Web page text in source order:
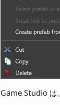
Game Studio は